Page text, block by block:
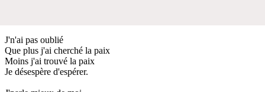
J'n'ai pas oublié
Que plus j'ai cherché la paix
Moins j'ai trouvé la paix
Je désespère d'espérer.